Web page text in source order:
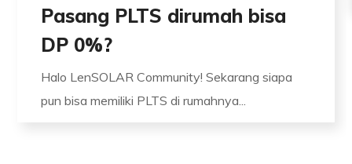
Pasang PLTS dirumah bisa
DP 0%?
Halo LenSOLAR Community! Sekarang siapa
pun bisa memiliki PLTS di rumahnya...